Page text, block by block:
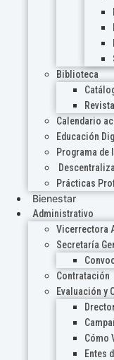
Biblioteca
Calendario
Educación
Programa de
Prácticas
Bienestar
Administrativo
Vicerrectora
Secretaría
Contratación
Evaluación y
Cómo
Entes